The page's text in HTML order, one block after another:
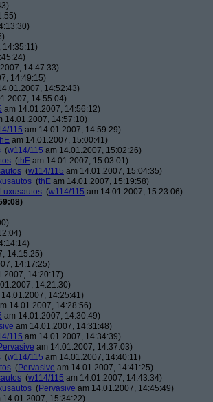
14:35:11)
14:47:33)
14:49:15)
14:52:43)
14:55:04)
am 14.01.2007, 14:56:12)
14.01.2007, 14:57:10)
115 am 14.01.2007, 14:59:29)
am 14.01.2007, 15:00:41)
(w114/115 am 14.01.2007, 15:02:26)
(thE am 14.01.2007, 15:03:01)
(w114/115 am 14.01.2007, 15:04:35)
(thE am 14.01.2007, 15:19:58)
(w114/115 am 14.01.2007, 15:23:06)
14:15:25)
14:17:25)
14:20:17)
14:21:30)
14:25:41)
14.01.2007, 14:28:56)
am 14.01.2007, 14:30:49)
am 14.01.2007, 14:31:48)
115 am 14.01.2007, 14:34:39)
am 14.01.2007, 14:37:03)
(w114/115 am 14.01.2007, 14:40:11)
(Pervasive am 14.01.2007, 14:41:25)
(w114/115 am 14.01.2007, 14:43:34)
(Pervasive am 14.01.2007, 14:45:49)
14.01.2007, 15:34:22)